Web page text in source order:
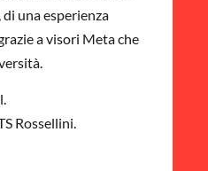
una esperienza
a visori Meta che
Rossellini.